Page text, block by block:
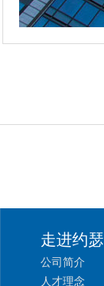
走进约瑟
公司简介
人才理念